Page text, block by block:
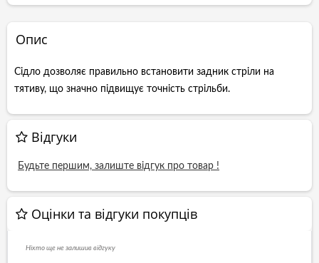
Опис
Сідло дозволяє правильно встановити задник стріли на
тятиву, що значно підвищує точність стрільби.
Відгуки
Будьте першим, залиште відгук про товар !
Оцінки та відгуки покупців
Ніхто ще не залишив відгуку